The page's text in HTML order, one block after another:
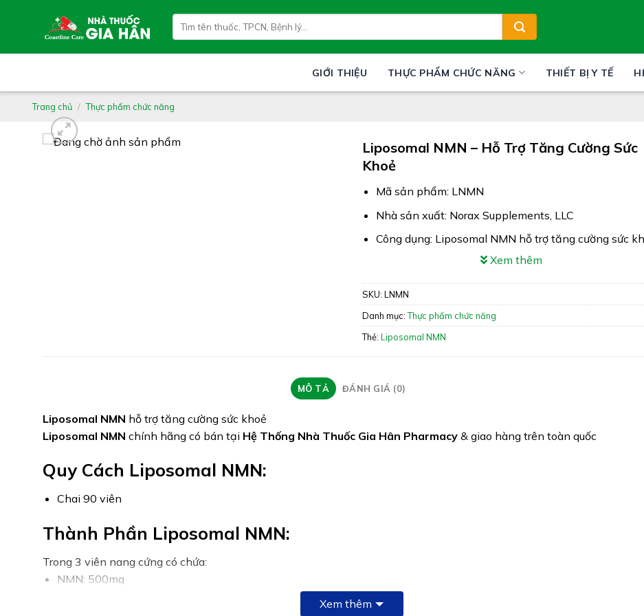
kiếm:
GIỚI THIỆU THỰC PHẨM CHỨC NĂNG THIẾT BỊ Y TẾ
Trang chủ / Thực phẩm chức năng
Liposomal NMN – Hỗ Trợ Tăng Cường Sức
Khoẻ
Mã sản phẩm: LNMN
Nhà sản xuất: Norax Supplements, LLC
Công dụng: Liposomal NMN hỗ trợ tăng cường sức
Giấy phép: 1349/2023/ĐKSP
Quy cách: Chai 90 viên
Tình trạng hàng: Hết hàng
Xem thêm
SKU: LNMN
Danh mục:Thực phẩm chức năng
Thẻ: Liposomal NMN
MÔ TẢ ĐÁNH GIÁ (0)
Liposomal NMN hỗ trợ tăng cường sức khoẻ
Liposomal NMN chính hãng có bán tại Hệ Thống Nhà Thuốc Gia Hân Pharmacy & giao hàng trên toàn quốc
Quy Cách Liposomal NMN:
Chai 90 viên
Thành Phần Liposomal NMN:
Trong 3 viên nang cứng có chứa:
NMN: 500mg
Xem thêm